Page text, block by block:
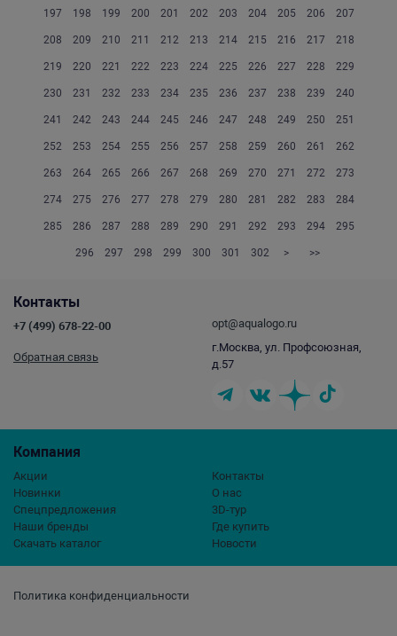
197 198 199 200 201 202 203 204 205 206 207
208 209 210 211 212 213 214 215 216 217 218
219 220 221 222 223 224 225 226 227 228 229
230 231 232 233 234 235 236 237 238 239 240
241 242 243 244 245 246 247 248 249 250 251
252 253 254 255 256 257 258 259 260 261 262
263 264 265 266 267 268 269 270 271 272 273
274 275 276 277 278 279 280 281 282 283 284
285 286 287 288 289 290 291 292 293 294 295
296 297 298 299 300 301 302 > >>
Политика конфиденциальности
Компания
Акции
Новинки
Спецпредложения
Наши бренды
Скачать каталог
Контакты
О нас
3D-тур
Где купить
Новости
Контакты
+7 (499) 678-22-00
Обратная связь
opt@aqualogo.ru
г.Москва, ул. Профсоюзная,
д.57